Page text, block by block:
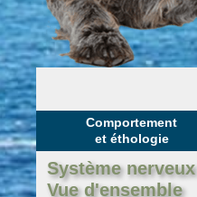
Comportement
et éthologie
Système nerveux
Vue d'ensemble